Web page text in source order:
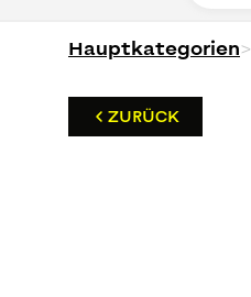
Hauptkategorien>
ZURÜCK